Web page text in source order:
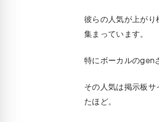
彼らの人気が上が
集まっています。
特にボーカルのgen
その人気は掲示板
たほど。